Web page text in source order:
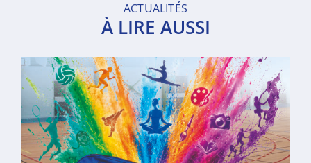
ACTUALITÉS
À LIRE AUSSI